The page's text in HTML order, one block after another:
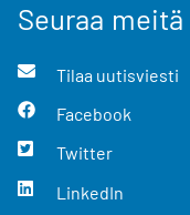
Seuraa meitä
Tilaa uutisviesti
Facebook
Twitter
LinkedIn